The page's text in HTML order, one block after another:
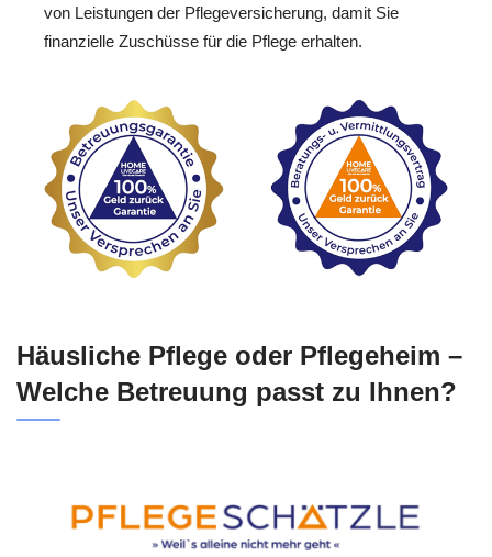
von Leistungen der Pflegeversicherung, damit Sie
finanzielle Zuschüsse für die Pflege erhalten.
Häusliche Pflege oder Pflegeheim –
Welche Betreuung passt zu Ihnen?